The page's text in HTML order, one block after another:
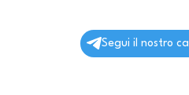
Segui il nostro